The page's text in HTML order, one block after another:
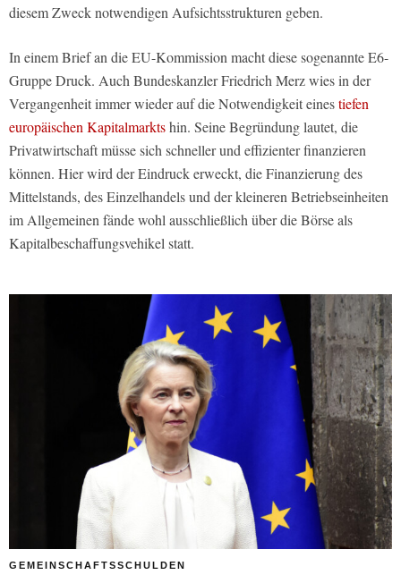
diesem Zweck notwendigen Aufsichtsstrukturen geben.
In einem Brief an die EU-Kommission macht diese sogenannte E6-
Gruppe Druck. Auch Bundeskanzler Friedrich Merz wies in der
Vergangenheit immer wieder auf die Notwendigkeit einestiefen
europäischen Kapitalmarktshin. Seine Begründung lautet, die
Privatwirtschaft müsse sich schneller und effizienter finanzieren
können. Hier wird der Eindruck erweckt, die Finanzierung des
Mittelstands, des Einzelhandels und der kleineren Betriebseinheiten
im Allgemeinen fände wohl ausschließlich über die Börse als
Kapitalbeschaffungsvehikel statt.
GEMEINSCHAFTSSCHULDEN